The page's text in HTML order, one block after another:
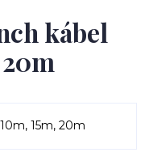
kábel